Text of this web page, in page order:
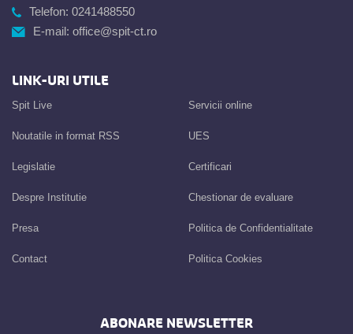
Telefon: 0241488550
E-mail: office@spit-ct.ro
LINK-URI UTILE
Spit Live
Noutatile in format RSS
Legislatie
Despre Institutie
Presa
Contact
Servicii online
UES
Certificari
Chestionar de evaluare
Politica de Confidentialitate
Politica Cookies
ABONARE NEWSLETTER